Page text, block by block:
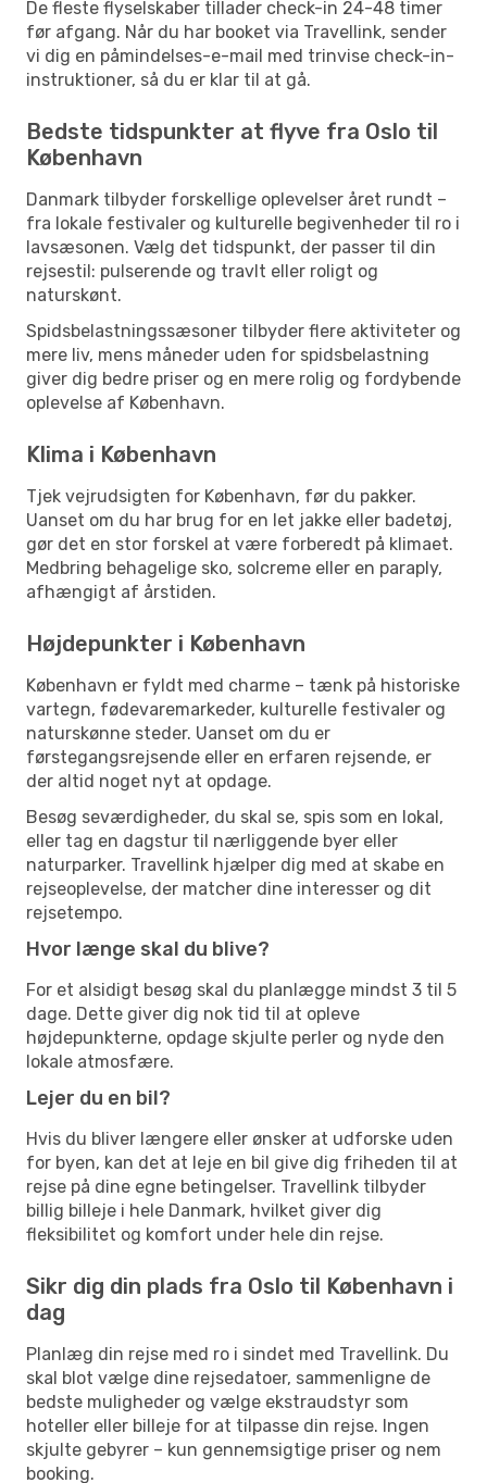
De fleste flyselskaber tillader check-in 24-48 timer
før afgang. Når du har booket via Travellink, sender
vi dig en påmindelses-e-mail med trinvise check-in-
instruktioner, så du er klar til at gå.
Bedste tidspunkter at flyve fra Oslo til
København
Danmark tilbyder forskellige oplevelser året rundt –
fra lokale festivaler og kulturelle begivenheder til ro i
lavsæsonen. Vælg det tidspunkt, der passer til din
rejsestil: pulserende og travlt eller roligt og
naturskønt.
Spidsbelastningssæsoner tilbyder flere aktiviteter og
mere liv, mens måneder uden for spidsbelastning
giver dig bedre priser og en mere rolig og fordybende
oplevelse af København.
Klima i København
Tjek vejrudsigten for København, før du pakker.
Uanset om du har brug for en let jakke eller badetøj,
gør det en stor forskel at være forberedt på klimaet.
Medbring behagelige sko, solcreme eller en paraply,
afhængigt af årstiden.
Højdepunkter i København
København er fyldt med charme – tænk på historiske
vartegn, fødevaremarkeder, kulturelle festivaler og
naturskønne steder. Uanset om du er
førstegangsrejsende eller en erfaren rejsende, er
der altid noget nyt at opdage.
Besøg seværdigheder, du skal se, spis som en lokal,
eller tag en dagstur til nærliggende byer eller
naturparker. Travellink hjælper dig med at skabe en
rejseoplevelse, der matcher dine interesser og dit
rejsetempo.
Hvor længe skal du blive?
For et alsidigt besøg skal du planlægge mindst 3 til 5
dage. Dette giver dig nok tid til at opleve
højdepunkterne, opdage skjulte perler og nyde den
lokale atmosfære.
Lejer du en bil?
Hvis du bliver længere eller ønsker at udforske uden
for byen, kan det at leje en bil give dig friheden til at
rejse på dine egne betingelser. Travellink tilbyder
billig billeje i hele Danmark, hvilket giver dig
fleksibilitet og komfort under hele din rejse.
Sikr dig din plads fra Oslo til København i
dag
Planlæg din rejse med ro i sindet med Travellink. Du
skal blot vælge dine rejsedatoer, sammenligne de
bedste muligheder og vælge ekstraudstyr som
hoteller eller billeje for at tilpasse din rejse. Ingen
skjulte gebyrer – kun gennemsigtige priser og nem
booking.